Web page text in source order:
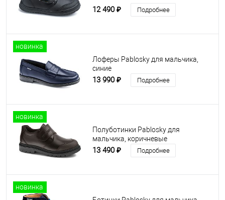
12 490 ₽ Подробнее
новинка
Лоферы Pablosky для мальчика,
синие
13 990 ₽ Подробнее
новинка
Полуботинки Pablosky для
мальчика, коричневые
13 490 ₽ Подробнее
новинка